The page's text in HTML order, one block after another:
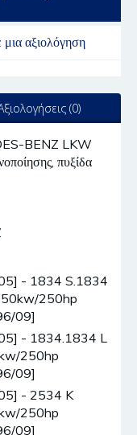
αξιολόγηση
(0)
BENZ LKW
πυξίδα
- 1834 S.1834
250hp
09]
- 1834.1834 L
250hp
09]
- 2534 K
250hp
09]